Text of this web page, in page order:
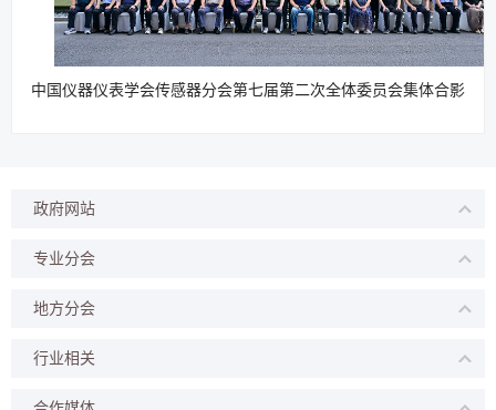
中国仪器仪表学会传感器分会第七届第二次全体委员会集体合影
政府网站
专业分会
地方分会
行业相关